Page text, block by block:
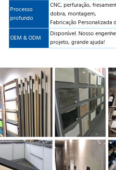
Processo
profundo
CNC, perfuração,
dobra, montagem,
Fabricação Personalizada
OEM & ODM
Disponível. Nosso
projeto, grande ajuda!